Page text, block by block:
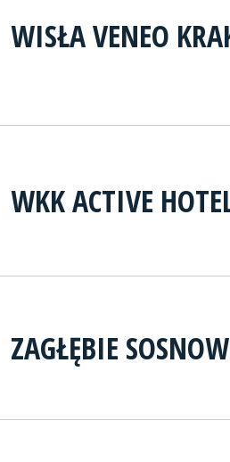
WISŁA VENEO
WKK ACTIVE
ZAGŁĘBIE